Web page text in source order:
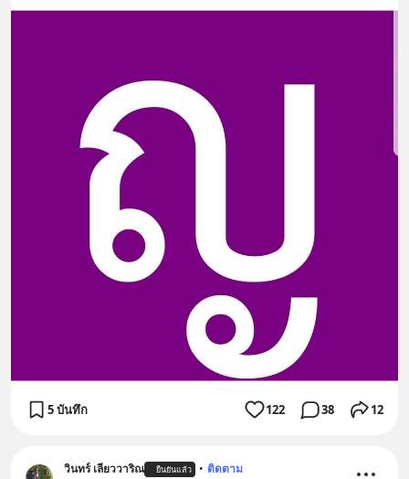
5 บันทึก 122 38 12
วินทร์ เลียววาริณ ยืนยันแล้ว • ติดตาม